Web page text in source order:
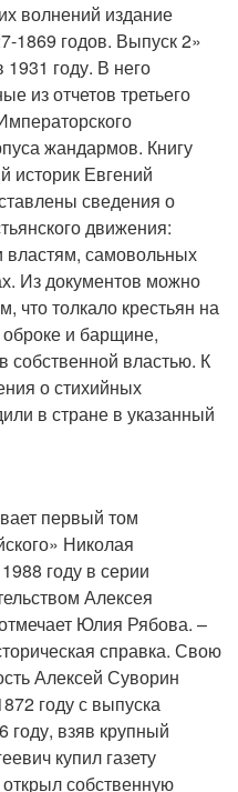
волнений издание
1869 годов. Выпуск 2»
году. В него
из отчетов третьего
жандармов. Книгу
историк Евгений
сведения о
движения:
самовольных
Из документов можно
что толкало крестьян на
и барщине,
собственной властью. К
о стихийных
в стране в указанный
первый том
Николая
году в серии
Алексея
Юлия Рябова. –
справка. Свою
Алексей Суворин
году с выпуска
году, взяв крупный
купил газету
собственную